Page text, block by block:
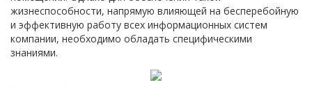
жизнеспособности, напрямую влияющей на бесперебойную
и эффективную работу всех информационных систем
компании, необходимо обладать специфическими
знаниями.